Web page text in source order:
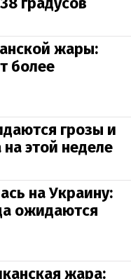
жары:
более
грозы и
этой неделе
на Украину:
ожидаются
жара: